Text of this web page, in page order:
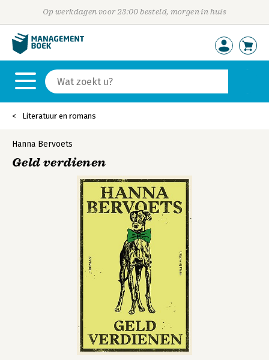
Op werkdagen voor 23:00 besteld, morgen in huis
Literatuur en romans
Hanna Bervoets
Geld verdienen